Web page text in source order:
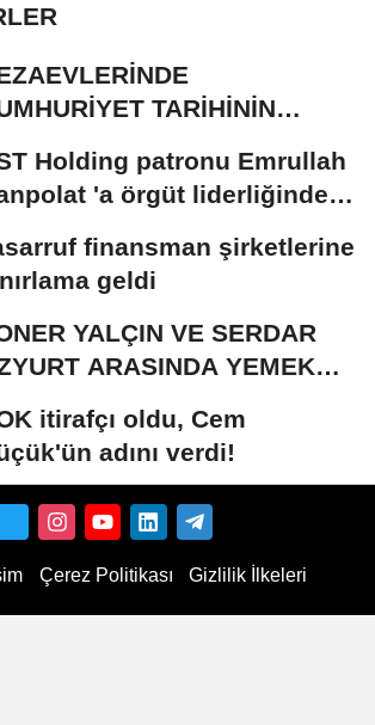
TARİHİNİN
Holding patronu Emrullah
'a örgüt liderliğinden
finansman şirketlerine
geldi
YALÇIN VE SERDAR
ARASINDA YEMEK
itirafçı oldu, Cem
adını verdi!
Çerez Politikası Gizlilik İlkeleri